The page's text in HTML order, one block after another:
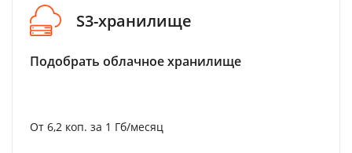
S3-хранилище
Подобрать облачное хранилище
От 6,2 коп. за 1 Гб/месяц